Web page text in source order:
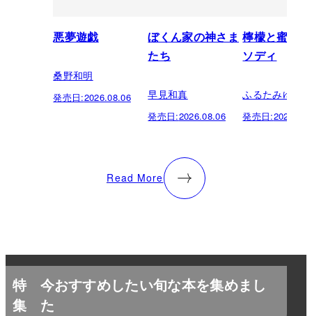
悪夢遊戯
桑野和明
発売日:2026.08.06
ぼくん家の神さま
たち
早見和真
発売日:2026.08.06
檸檬と蜜柑
ソディ
ふるたみゆき
発売日:
Read More
特
集
今おすすめしたい旬な本を集めまし
た